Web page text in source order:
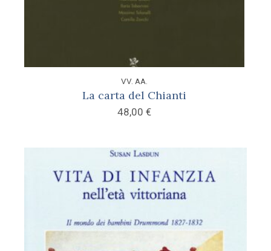
VV. AA.
La carta del Chianti
48,00 €